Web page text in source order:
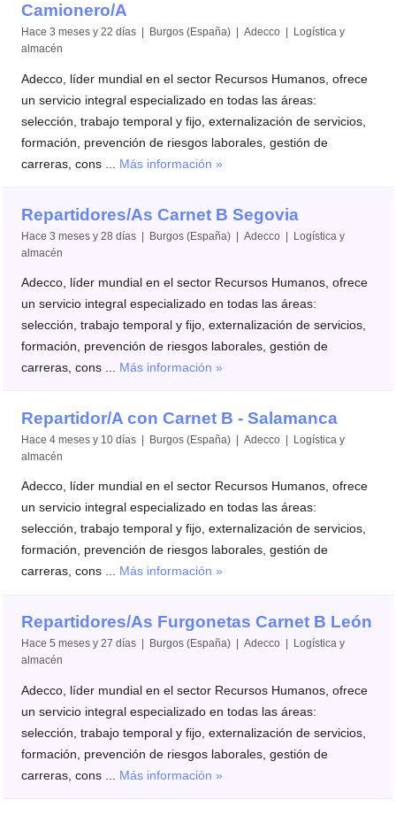
Camionero/A
Hace 3 meses y 22 días | Burgos (España) | Adecco | Logística y
almacén
Adecco, líder mundial en el sector Recursos Humanos, ofrece
un servicio integral especializado en todas las áreas:
selección, trabajo temporal y fijo, externalización de servicios,
formación, prevención de riesgos laborales, gestión de
carreras, cons ... Más información »
Repartidores/As Carnet B Segovia
Hace 3 meses y 28 días | Burgos (España) | Adecco | Logística y
almacén
Adecco, líder mundial en el sector Recursos Humanos, ofrece
un servicio integral especializado en todas las áreas:
selección, trabajo temporal y fijo, externalización de servicios,
formación, prevención de riesgos laborales, gestión de
carreras, cons ... Más información »
Repartidor/A con Carnet B - Salamanca
Hace 4 meses y 10 días | Burgos (España) | Adecco | Logística y
almacén
Adecco, líder mundial en el sector Recursos Humanos, ofrece
un servicio integral especializado en todas las áreas:
selección, trabajo temporal y fijo, externalización de servicios,
formación, prevención de riesgos laborales, gestión de
carreras, cons ... Más información »
Repartidores/As Furgonetas Carnet B León
Hace 5 meses y 27 días | Burgos (España) | Adecco | Logística y
almacén
Adecco, líder mundial en el sector Recursos Humanos, ofrece
un servicio integral especializado en todas las áreas:
selección, trabajo temporal y fijo, externalización de servicios,
formación, prevención de riesgos laborales, gestión de
carreras, cons ... Más información »